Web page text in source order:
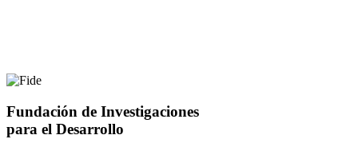
Fundación de Investigaciones
para el Desarrollo